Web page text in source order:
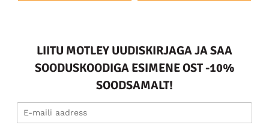
LIITU MOTLEY UUDISKIRJAGA JA SAA
SOODUSKOODIGA ESIMENE OST -10%
SOODSAMALT!